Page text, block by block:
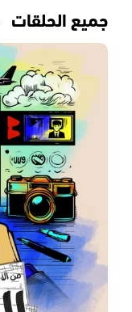
جميع الحلقات